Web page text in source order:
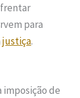
para
justiça.
imposição de